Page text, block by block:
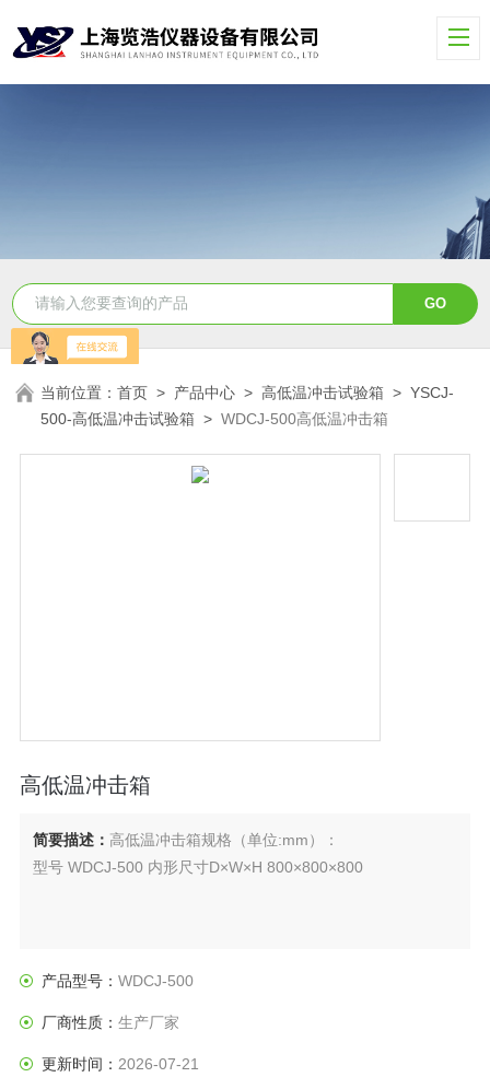
当前位置：首页 > 产品中心 >高低温冲击试验箱 >YSCJ-
500-高低温冲击试验箱 >WDCJ-500高低温冲击箱
高低温冲击箱
简要描述： 高低温冲击箱规格（单位:mm）：
型号 WDCJ-500 内形尺寸D×W×H 800×800×800
产品型号： WDCJ-500
厂商性质： 生产厂家
更新时间： 2026-07-21